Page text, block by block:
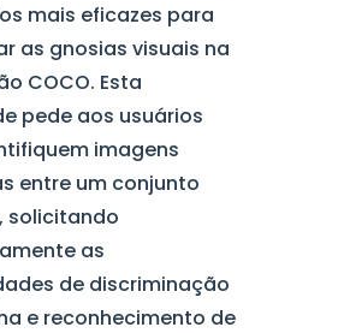
mais eficazes para
as gnosias visuais na
COCO. Esta
pede aos usuários
imagens
entre um conjunto
solicitando
as
de discriminação
e reconhecimento de